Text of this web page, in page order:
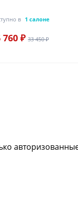
в 1 салоне
760 ₽ 33 450 ₽